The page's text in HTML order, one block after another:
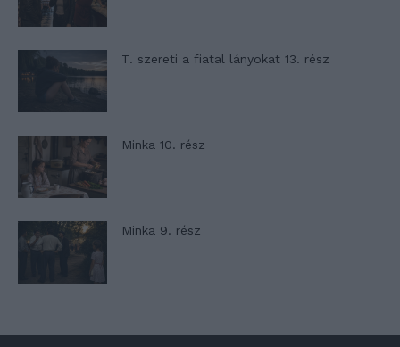
T. szereti a fiatal lányokat 13. rész
Minka 10. rész
Minka 9. rész